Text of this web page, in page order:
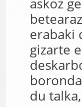
askoz
erabaki
gizarte
du